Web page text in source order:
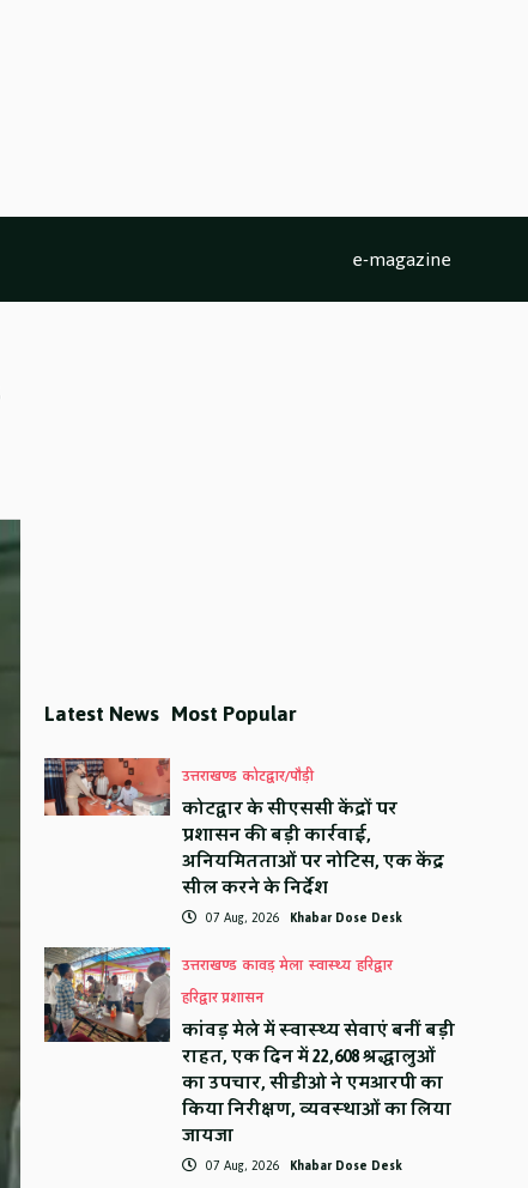
e-magazine
Latest News Most Popular
उत्तराखण्ड कोटद्वार/पौड़ी
कोटद्वार के सीएससी केंद्रों पर
प्रशासन की बड़ी कार्रवाई,
अनियमितताओं पर नोटिस, एक केंद्र
सील करने के निर्देश
07 Aug, 2026 Khabar Dose Desk
उत्तराखण्ड कावड़ मेला स्वास्थ्य हरिद्वार
हरिद्वार प्रशासन
कांवड़ मेले में स्वास्थ्य सेवाएं बनीं बड़ी
राहत, एक दिन में 22,608 श्रद्धालुओं
का उपचार, सीडीओ ने एमआरपी का
किया निरीक्षण, व्यवस्थाओं का लिया
जायजा
07 Aug, 2026 Khabar Dose Desk